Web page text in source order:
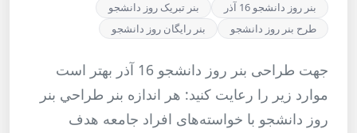
بنر روز دانشجو 16 آذر
بنر تبریک روز دانشجو
طرح بنر روز دانشجو
بنر رایگان روز دانشجو
جهت طراحی بنر روز دانشجو 16 آذر بهتر است
موارد زیر را رعایت کنید: هر اندازه بنر طراحي بنر
روز دانشجو با خواسته‌های افراد جامعه هدف